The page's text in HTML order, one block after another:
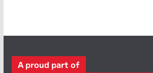
r
A proud part of